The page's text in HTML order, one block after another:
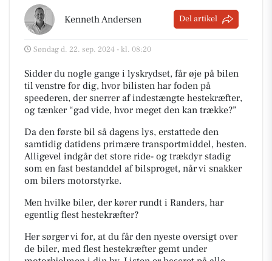
Kenneth Andersen Del artikel
Søndag d. 22. sep. 2024 - kl. 08:20
Sidder du nogle gange i lyskrydset, får øje på bilen
til venstre for dig, hvor bilisten har foden på
speederen, der snerrer af indestængte hestekræfter,
og tænker “gad vide, hvor meget den kan trække?”
Da den første bil så dagens lys, erstattede den
samtidig datidens primære transportmiddel, hesten.
Alligevel indgår det store ride- og trækdyr stadig
som en fast bestanddel af bilsproget, når vi snakker
om bilers motorstyrke.
Men hvilke biler, der kører rundt i Randers, har
egentlig flest hestekræfter?
Her sørger vi for, at du får den nyeste oversigt over
de biler, med flest hestekræfter gemt under